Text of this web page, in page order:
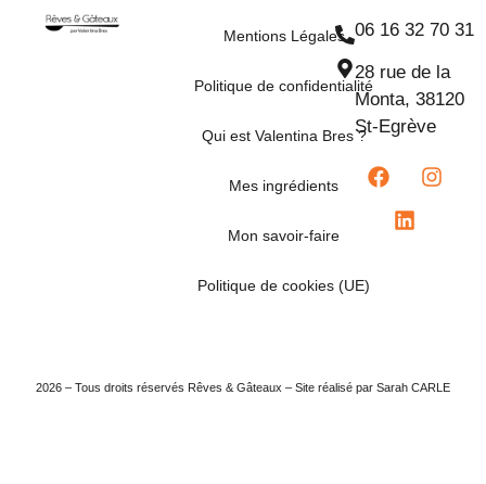
Mentions Légales
Politique de confidentialité
Qui est Valentina Bres ?
Mes ingrédients
Mon savoir-faire
Politique de cookies (UE)
06 16 32 70 31
28 rue de la
Monta, 38120
St-Egrève
2026 – Tous droits réservés Rêves & Gâteaux – Site réalisé par Sarah CARLE